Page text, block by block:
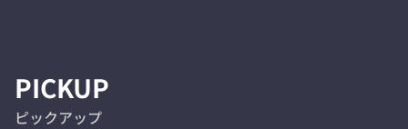
PICKUP
ピックアップ